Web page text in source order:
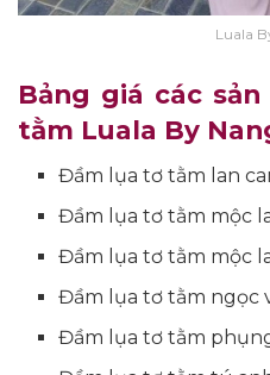
Luala
Bảng giá các
tằm Luala By
Đầm lụa tơ tằm lan
Đầm lụa tơ tằm mộc
Đầm lụa tơ tằm mộc
Đầm lụa tơ tằm ngọc
Đầm lụa tơ tằm